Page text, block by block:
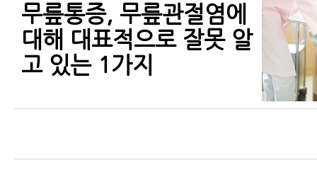
무릎통증, 무릎관절염에
대해 대표적으로 잘못 알
고 있는 1가지